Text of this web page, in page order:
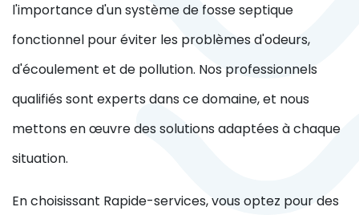
l'importance d'un système de fosse septique
fonctionnel pour éviter les problèmes d'odeurs,
d'écoulement et de pollution. Nos professionnels
qualifiés sont experts dans ce domaine, et nous
mettons en œuvre des solutions adaptées à chaque
situation.
En choisissant Rapide-services, vous optez pour des